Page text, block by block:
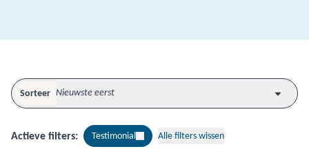
Sorteer Nieuwste eerst
Actieve filters: Testimonial Alle filters wissen